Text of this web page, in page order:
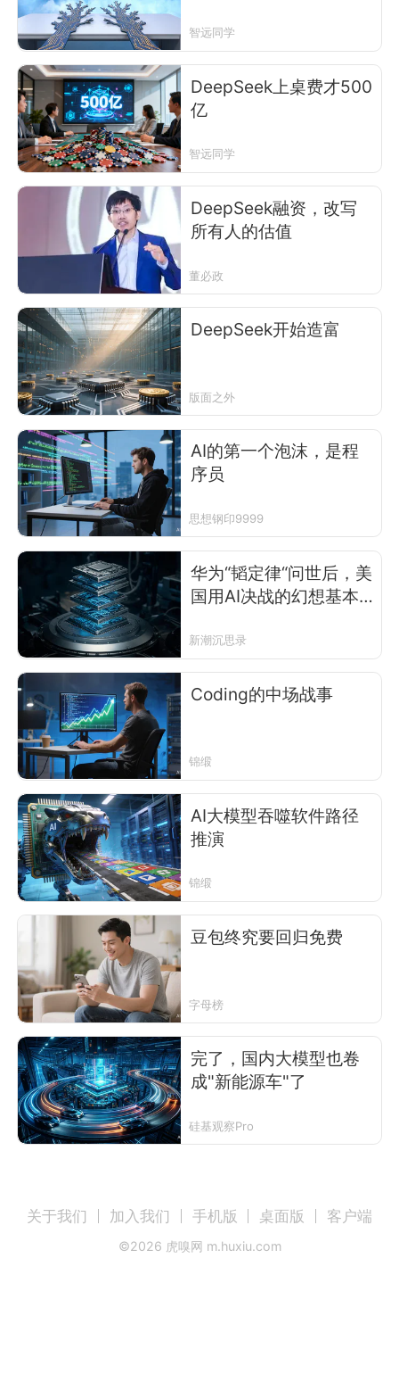
智远同学
DeepSeek上桌费才500
亿
智远同学
DeepSeek融资，改写
所有人的估值
董必政
DeepSeek开始造富
版面之外
AI的第一个泡沫，是程
序员
思想钢印9999
华为“韬定律“问世后，美
国用AI决战的幻想基本
新潮沉思录
Coding的中场战事
锦缎
AI大模型吞噬软件路径
推演
锦缎
豆包终究要回归免费
字母榜
完了，国内大模型也卷
成"新能源车"了
硅基观察Pro
关于我们 加入我们 手机版 桌面版 客户端
©2026 虎嗅网 m.huxiu.com